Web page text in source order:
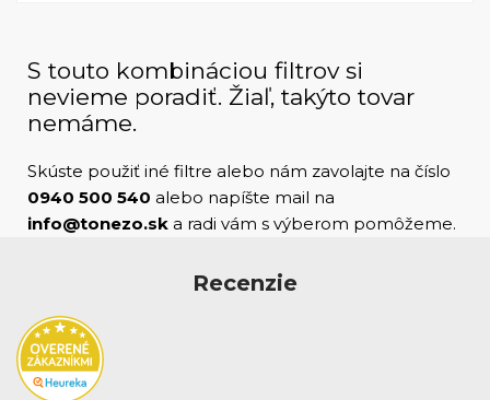
povrch etikety. Výsledkom je ostrý a trvanlivý tlačový
výstup, odolný voči oderu a vyblednutiu.
spoľahlivé riešenie pre dlhodobé označovanie v
náročných podmienkach. Ich kombinácia odolnosti a
vysokej kvality tlače zaručuje, že vaše produkty budú
bezpečnosť vo vašom podnikaní.
S touto kombináciou filtrov si
nevieme poradiť. Žiaľ, takýto tovar
nemáme.
Skúste použiť iné filtre alebo nám zavolajte na číslo
0940 500 540 alebo napíšte mail na
info@tonezo.sk a radi vám s výberom pomôžeme.
Recenzie